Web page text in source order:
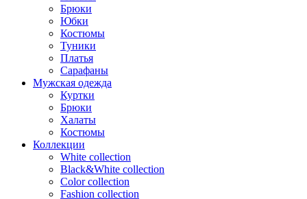
Брюки
Юбки
Костюмы
Туники
Платья
Сарафаны
Мужская одежда
Куртки
Брюки
Халаты
Костюмы
Коллекции
White collection
Black&White collection
Color collection
Fashion collection